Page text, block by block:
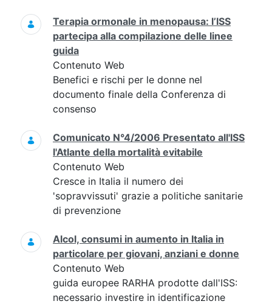
Terapia ormonale in menopausa: l’ISS
partecipa alla compilazione delle linee
guida
Contenuto Web
Benefici e rischi per le donne nel
documento finale della Conferenza di
consenso
Comunicato N°4/2006 Presentato all'ISS
l'Atlante della mortalità evitabile
Contenuto Web
Cresce in Italia il numero dei
'sopravvissuti' grazie a politiche sanitarie
di prevenzione
Alcol, consumi in aumento in Italia in
particolare per giovani, anziani e donne
Contenuto Web
guida europee RARHA prodotte dall'ISS:
necessario investire in identificazione